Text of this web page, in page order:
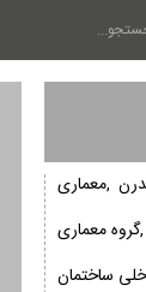
,معماری
معماری
ساختمان